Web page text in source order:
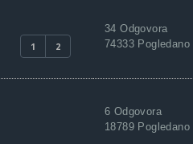
1 2
34 Odgovora
74333 Pogledano
6 Odgovora
18789 Pogledano